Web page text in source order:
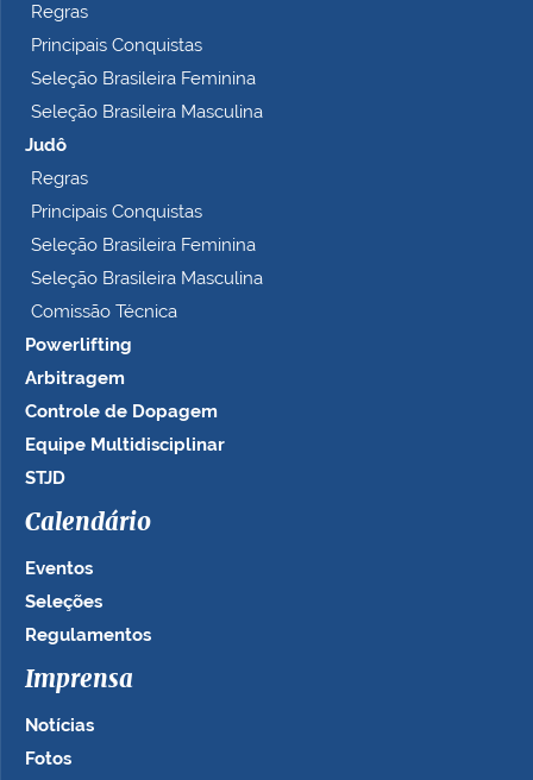
Regras
Principais Conquistas
Seleção Brasileira Feminina
Seleção Brasileira Masculina
Judô
Regras
Principais Conquistas
Seleção Brasileira Feminina
Seleção Brasileira Masculina
Comissão Técnica
Powerlifting
Arbitragem
Controle de Dopagem
Equipe Multidisciplinar
STJD
Calendário
Eventos
Seleções
Regulamentos
Imprensa
Notícias
Fotos